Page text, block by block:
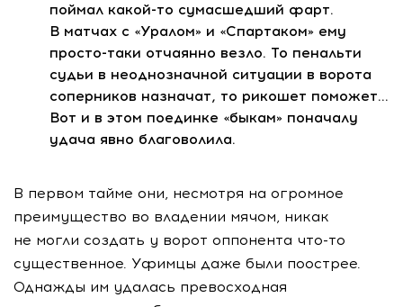
поймал какой-то сумасшедший фарт.
В матчах с «Уралом» и «Спартаком» ему
просто-таки отчаянно везло. То пенальти
судьи в неоднозначной ситуации в ворота
соперников назначат, то рикошет поможет…
Вот и в этом поединке «быкам» поначалу
удача явно благоволила.
В первом тайме они, несмотря на огромное
преимущество во владении мячом, никак
не могли создать у ворот оппонента что-то
существенное. Уфимцы даже были поострее.
Однажды им удалась превосходная